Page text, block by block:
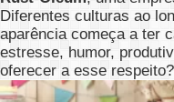
Diferentes culturas ao
aparência começa a ter
estresse, humor,
oferecer a esse respeito?